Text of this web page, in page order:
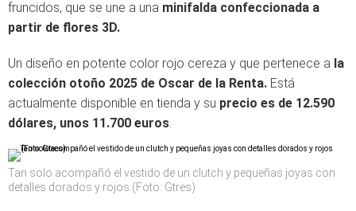
fruncidos, que se une a una minifalda confeccionada a
partir de flores 3D.
Un diseño en potente color rojo cereza y que pertenece a la
colección otoño 2025 de Oscar de la Renta. Está
actualmente disponible en tienda y su precio es de 12.590
dólares, unos 11.700 euros.
Tan solo acompañó el vestido de un clutch y pequeñas joyas con
detalles dorados y rojos (Foto: Gtres)